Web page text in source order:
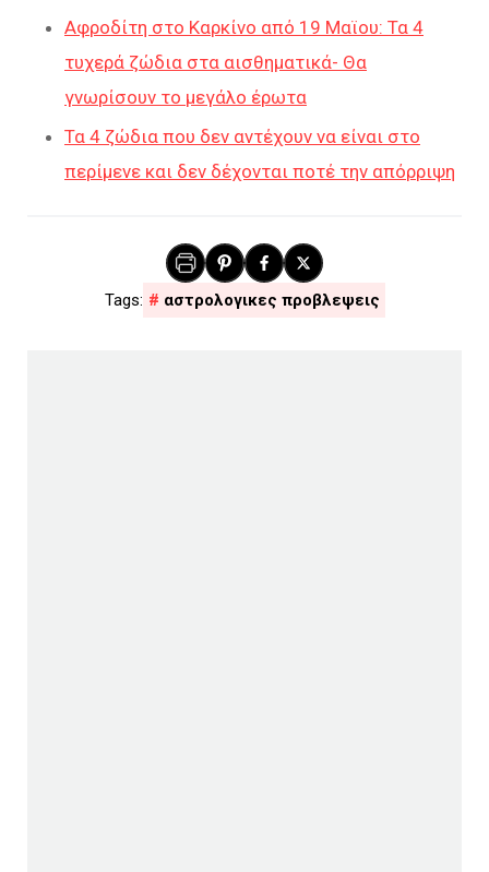
Αφροδίτη στο Καρκίνο από 19 Μαϊου: Τα 4
τυχερά ζώδια στα αισθηματικά- Θα
γνωρίσουν το μεγάλο έρωτα
Τα 4 ζώδια που δεν αντέχουν να είναι στο
περίμενε και δεν δέχονται ποτέ την απόρριψη
αστρολογικες προβλεψεις